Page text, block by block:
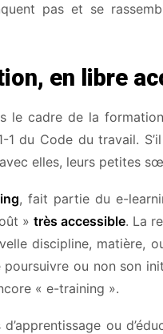
pas et se
en libre
le cadre de la
du Code du travail.
elles, leurs petites
, fait partie du e-
» très accessible. La
discipline, matière,
ou non son
« e-training ».
ou